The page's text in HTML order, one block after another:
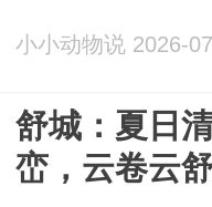
小小动物说 2026-
舒城：夏日
峦，云卷云